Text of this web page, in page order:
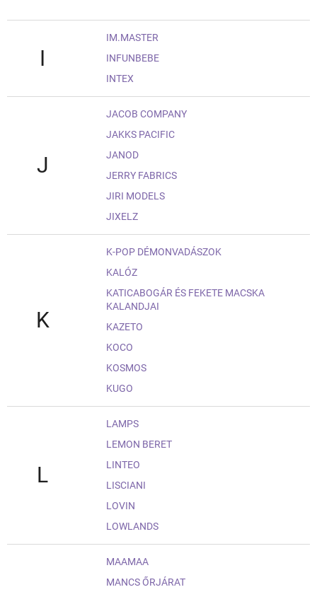
I
IM.MASTER
INFUNBEBE
INTEX
J
JACOB COMPANY
JAKKS PACIFIC
JANOD
JERRY FABRICS
JIRI MODELS
JIXELZ
K
K-POP DÉMONVADÁSZOK
KALÓZ
KATICABOGÁR ÉS FEKETE MACSKA
KALANDJAI
KAZETO
KOCO
KOSMOS
KUGO
L
LAMPS
LEMON BERET
LINTEO
LISCIANI
LOVIN
LOWLANDS
MAAMAA
MANCS ŐRJÁRAT